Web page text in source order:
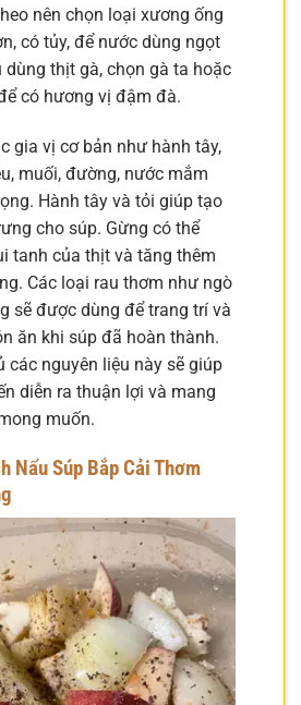
nên chọn loại xương ống
có tủy, để nước dùng ngọt
dùng thịt gà, chọn gà ta hoặc
có hương vị đậm đà.
gia vị cơ bản như hành tây,
muối, đường, nước mắm
Hành tây và tỏi giúp tạo
cho súp. Gừng có thể
tanh của thịt và tăng thêm
Các loại rau thơm như ngò
sẽ được dùng để trang trí và
ăn khi súp đã hoàn thành.
các nguyên liệu này sẽ giúp
diễn ra thuận lợi và mang
muốn.
Nấu Súp Bắp Cải Thơm